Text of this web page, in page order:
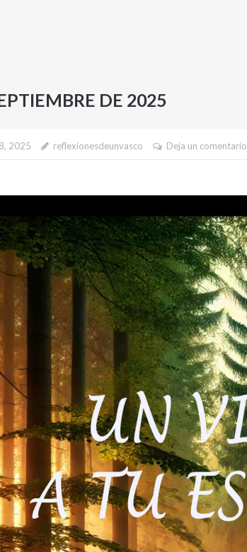
DE 2025
2025 reflexionesdeunvasco Deja un comentario